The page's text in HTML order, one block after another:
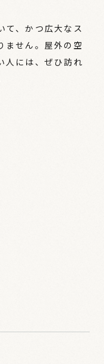
て、かつ広大なス
ません。屋外の空
人には、ぜひ訪れ